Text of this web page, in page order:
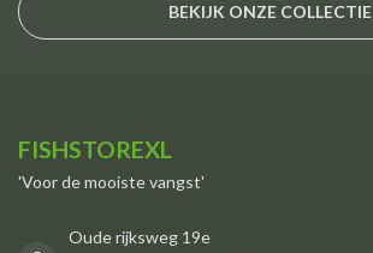
BEKIJK ONZE COLLECTIE
FISHSTOREXL
'Voor de mooiste vangst'
Oude rijksweg 19e